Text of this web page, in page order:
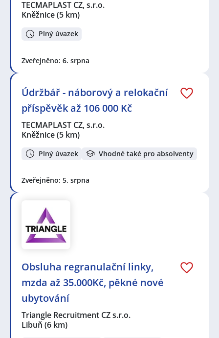
TECMAPLAST CZ, s.r.o.
Kněžnice(5 km)
Plný úvazek
Zveřejněno: 6. srpna
Údržbář - náborový a relokační
příspěvěk až 106 000 Kč
TECMAPLAST CZ, s.r.o.
Kněžnice(5 km)
Plný úvazek Vhodné také pro absolventy
Zveřejněno: 5. srpna
Obsluha regranulační linky,
mzda až 35.000Kč, pěkné nové
ubytování
Triangle Recruitment CZ s.r.o.
Libuň (6 km)